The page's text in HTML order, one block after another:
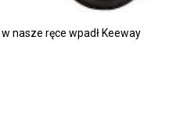
nasze ręce wpadł Keeway